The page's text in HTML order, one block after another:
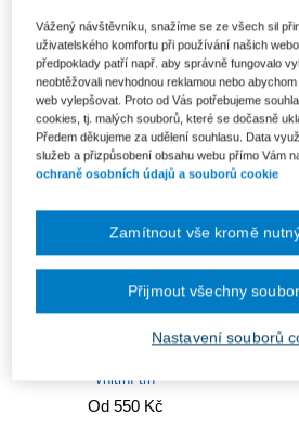
Mezinárodní dohody o ochraně
investic a právo Evropské unie
961 Kč
vnitřní trh
Od 550 Kč
Vážený návštěvníku, snažíme se ze všech sil
uživatelského komfortu při používání našich
předpoklady patří např. aby správně fungovalo
neobtěžovali nevhodnou reklamou nebo
web vylepšovat. Proto od Vás potřebujeme
cookies, tj. malých souborů, které se dočasně
Předem děkujeme za udělení souhlasu. Data
služeb a přizpůsobení obsahu webu přímo Vám
ochraně osobních údajů a souborů cookie
Nastavení souborů
Zamítnout vše kromě
Přijmout všechny